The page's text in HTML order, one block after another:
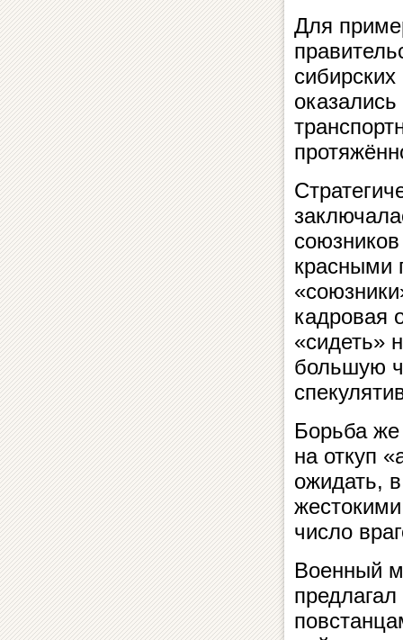
Для
красными
кадровая
«сидеть»
большую
Борьба
на откуп
ожидать,
число
Военный